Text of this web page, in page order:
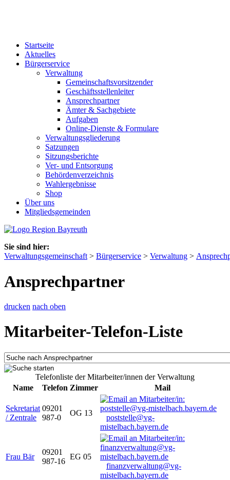
Startseite
Aktuelles
Bürgerservice
Verwaltung
Gemeinschaftsvorsitzender
Geschäftsstellenleiter
Ansprechpartner
Ämter & Sachgebiete
Aufgaben
Online-Dienste & Formulare
Verwaltungsgliederung
Satzungen
Sitzungsberichte
Ver- und Entsorgung
Behördenverzeichnis
Wahlergebnisse
Shop
Über uns
Mitgliedsgemeinden
Sie sind hier:
Verwaltungsgemeinschaft > Bürgerservice > Verwaltung >
Ansprechpartner
drucken nach oben
Mitarbeiter-Telefon-Liste
Telefonliste der Mitarbeiter/innen der Verwaltung
Name
Telefon Zimmer Mail
Sekretariat
/ Zentrale
09201
987-0
OG 13
poststelle@vg-
mistelbach.bayern.de
Frau Bär
09201
987-16
EG 05
finanzverwaltung@vg-
mistelbach.bayern.de